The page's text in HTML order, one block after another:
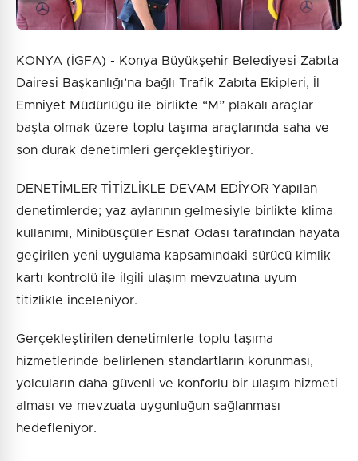
KONYA (İGFA) - Konya Büyükşehir Belediyesi Zabıta
Dairesi Başkanlığı’na bağlı Trafik Zabıta Ekipleri, İl
Emniyet Müdürlüğü ile birlikte “M” plakalı araçlar
başta olmak üzere toplu taşıma araçlarında saha ve
son durak denetimleri gerçekleştiriyor.
DENETİMLER TİTİZLİKLE DEVAM EDİYOR Yapılan
denetimlerde; yaz aylarının gelmesiyle birlikte klima
kullanımı, Minibüsçüler Esnaf Odası tarafından hayata
geçirilen yeni uygulama kapsamındaki sürücü kimlik
kartı kontrolü ile ilgili ulaşım mevzuatına uyum
titizlikle inceleniyor.
Gerçekleştirilen denetimlerle toplu taşıma
hizmetlerinde belirlenen standartların korunması,
yolcuların daha güvenli ve konforlu bir ulaşım hizmeti
alması ve mevzuata uygunluğun sağlanması
hedefleniyor.